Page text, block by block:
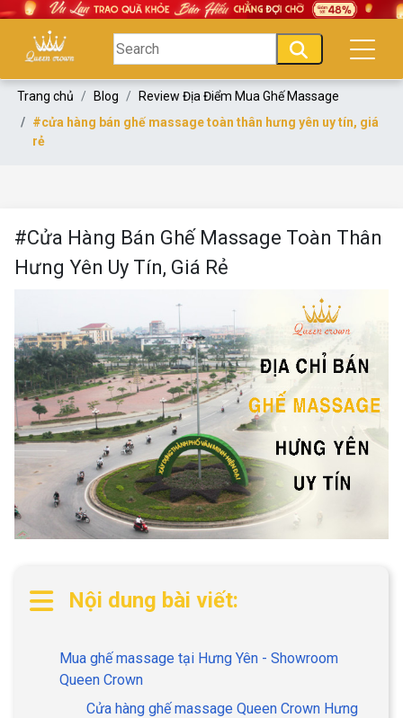
Trang chủ Blog
Review Địa Điểm Mua Ghế Massage
#cửa hàng bán ghế massage toàn thân hưng yên uy tín, giá
rẻ
#Cửa Hàng Bán Ghế Massage Toàn Thân
Hưng Yên Uy Tín, Giá Rẻ
Nội dung bài viết:
Mua ghế massage tại Hưng Yên - Showroom
Queen Crown
Cửa hàng ghế massage Queen Crown Hưng